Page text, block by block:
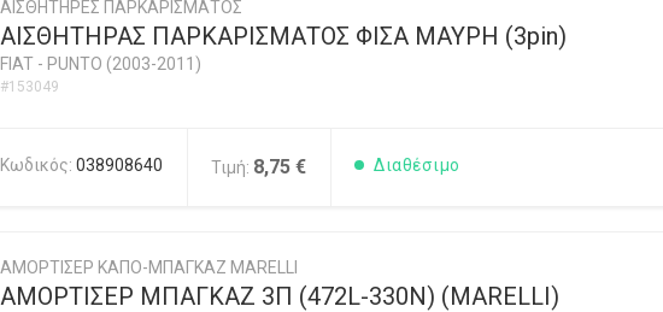
ΑΙΣΘΗΤΗΡΕΣ ΠΑΡΚΑΡΙΣΜΑΤΟΣ
ΑΙΣΘΗΤΗΡΑΣ ΠΑΡΚΑΡΙΣΜΑΤΟΣ ΦΙΣΑ ΜΑΥΡΗ (3pin)
FIAT - PUNTO (2003-2011)
#153049
Κωδικός: 038908640 Τιμή: 8,75 € Διαθέσιμο
ΑΜΟΡΤΙΣΕΡ ΚΑΠΟ-ΜΠΑΓΚΑΖ MARELLI
ΑΜΟΡΤΙΣΕΡ ΜΠΑΓΚΑΖ 3Π (472L-330N) (MARELLI)